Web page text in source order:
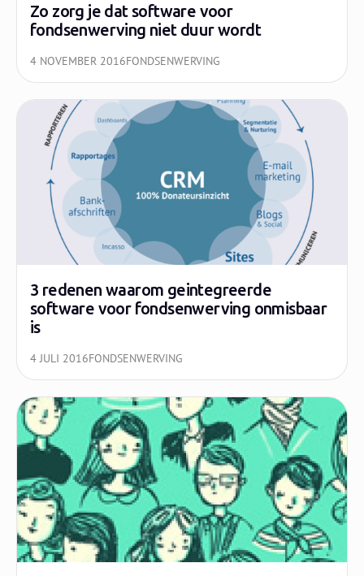
Zo zorg je dat software voor
fondsenwerving niet duur wordt
4 NOVEMBER 2016FONDSENWERVING
3 redenen waarom geintegreerde
software voor fondsenwerving onmisbaar
is
4 JULI 2016FONDSENWERVING